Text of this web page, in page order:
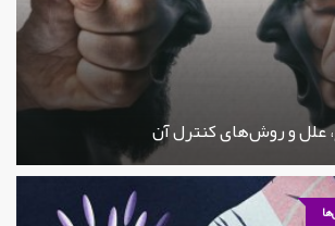
علل و روش‌های کنترل آن